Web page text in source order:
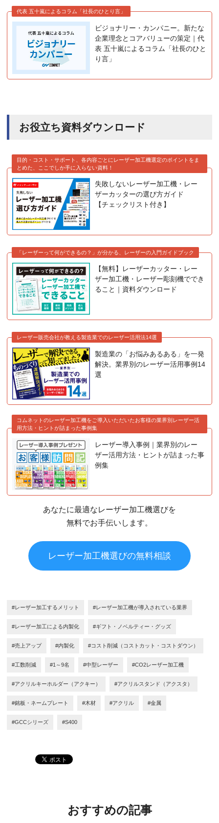
代表 五十嵐によるコラム「社長のひとり言」
ビジョナリー・カンパニー。新たな
企業理念とコアバリューの策定｜代
表 五十嵐によるコラム「社長のひと
り言」
お役立ち資料ダウンロード
目的・コスト・サポート、各内容ごとにレーザー加工機選定のポイントをま
とめた、ここでしか手に入らない資料！
失敗しないレーザー加工機・レー
ザーカッターの選び方ガイド
【チェックリスト付き】
「レーザーって何ができるの？」が分かる、レーザーの入門ガイドブック
【無料】レーザーカッター・レー
ザー加工機・レーザー彫刻機ででき
ること｜資料ダウンロード
レーザー販売会社が教える製造業でのレーザー活用法14選
製造業の「お悩みあるある」を一発
解決。業界別のレーザー活用事例14
選
コムネットのレーザー加工機をご導入いただいたお客様の業界別レーザー活
用方法・ヒントが詰まった事例集
レーザー導入事例｜業界別のレー
ザー活用方法・ヒントが詰まった事
例集
あなたに最適なレーザー加工機選びを
無料でお手伝いします。
レーザー加工機選びの無料相談
#レーザー加工するメリット #レーザー加工機が導入されている業界
#レーザー加工による内製化 #ギフト・ノベルティー・グッズ
#売上アップ #内製化 #コスト削減（コストカット・コストダウン）
#工数削減 #1～9名 #中型レーザー #CO2レーザー加工機
#アクリルキーホルダー（アクキー） #アクリルスタンド（アクスタ）
#銘板・ネームプレート #木材 #アクリル #金属
#GCCシリーズ #S400
おすすめの記事